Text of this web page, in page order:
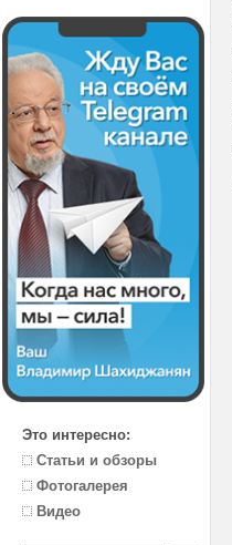
Это интересно:
Статьи и обзоры
Фотогалерея
Видео